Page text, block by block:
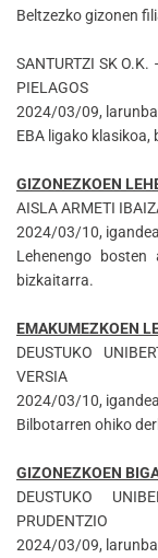
Beltzezko gizonen
SANTURTZI SK O.K.
PIELAGOS
2024/03/09,
EBA ligako
GIZONEZKOEN
AISLA ARMETI
2024/03/10,
Lehenengo
bizkaitarra.
EMAKUMEZKOEN
DEUSTUKO
VERSIA
2024/03/10,
Bilbotarren ohiko
GIZONEZKOEN
DEUSTUKO
PRUDENTZIO
2024/03/09,